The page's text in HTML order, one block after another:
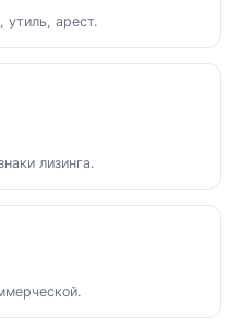
утиль, арест.
лизинга.